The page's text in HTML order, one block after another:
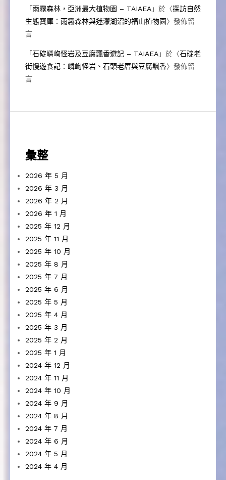
「雨霧森林，亞洲最大植物園 – TAIAEA」於〈探訪自然
生態寶庫：雨霧森林與迷濛湖沼的福山植物園〉發佈留
言
「石碇嶙峋怪岩及豆腐飄香遊記 – TAIAEA」於〈石碇老
街慢遊食記：嶙峋怪岩、石頭老厝與豆腐飄香〉發佈留
言
彙整
2026 年 5 月
2026 年 3 月
2026 年 2 月
2026 年 1 月
2025 年 12 月
2025 年 11 月
2025 年 10 月
2025 年 8 月
2025 年 7 月
2025 年 6 月
2025 年 5 月
2025 年 4 月
2025 年 3 月
2025 年 2 月
2025 年 1 月
2024 年 12 月
2024 年 11 月
2024 年 10 月
2024 年 9 月
2024 年 8 月
2024 年 7 月
2024 年 6 月
2024 年 5 月
2024 年 4 月